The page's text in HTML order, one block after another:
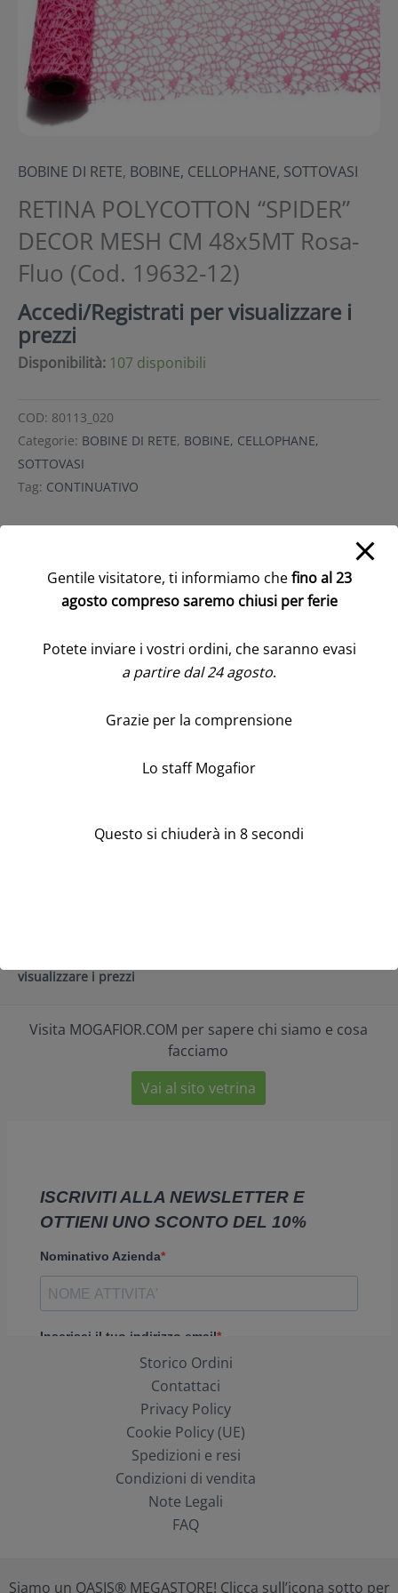
BOBINE DI RETE, BOBINE, CELLOPHANE, SOTTOVASI
RETINA POLYCOTTON “SPIDER”
DECOR MESH CM 48x5MT Rosa-
Fluo (Cod. 19632-12)
Accedi/Registrati per visualizzare i
prezzi
Disponibilità: 107 disponibili
COD: 80113_020
Categorie: BOBINE DI RETE, BOBINE, CELLOPHANE,
SOTTOVASI
Tag: CONTINUATIVO
ROTOLO DECOFLOWER
DECONET CM.55 MT.9,1
Accedi/Registrati per
ROTOLO DECOFLOWER
DECONET CM.55 MT.9,1
Accedi/Registrati per
visualizzare i prezzi
Visita MOGAFIOR.COM per sapere chi siamo e cosa
facciamo
Vai al sito vetrina
Storico Ordini
Contattaci
Privacy Policy
Cookie Policy (UE)
Spedizioni e resi
Condizioni di vendita
Note Legali
FAQ
Siamo un OASIS® MEGASTORE! Clicca sull’icona sotto per
Gentile visitatore, ti informiamo chefino al 23
agosto compreso saremo chiusi per ferie
Potete inviare i vostri ordini, che saranno evasi
a partire dal 24 agosto.
Grazie per la comprensione
Lo staff Mogafior
Questo si chiuderà in 7secondi